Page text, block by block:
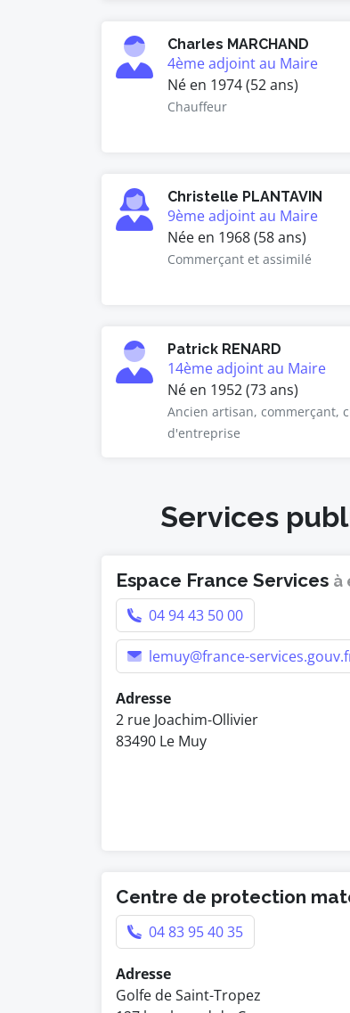
Charles MARCHAND
4ème adjoint au Maire
Né en 1974 (52 ans)
Chauffeur
Christelle PLANTAVIN
9ème adjoint au Maire
Née en 1968 (58 ans)
Commerçant et assimilé
Patrick RENARD
14ème adjoint au Maire
Né en 1952 (73 ans)
Ancien artisan, commerçant,
d'entreprise
Services
Espace France Services à
04 94 43 50 00
lemuy@france-
Adresse
2 rue Joachim-Ollivier
83490 Le Muy
Centre de protection
04 83 95 40 35
Adresse
Golfe de Saint-Tropez